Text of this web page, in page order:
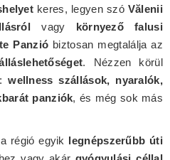
keres, legyen szó Vălenii
vagy környező falusi
Panzió biztosan megtalálja az
. Nézzen körül
wellness szállások, nyaralók,
panziók, és még sok más
a régió egyik legnépszerűbb úti